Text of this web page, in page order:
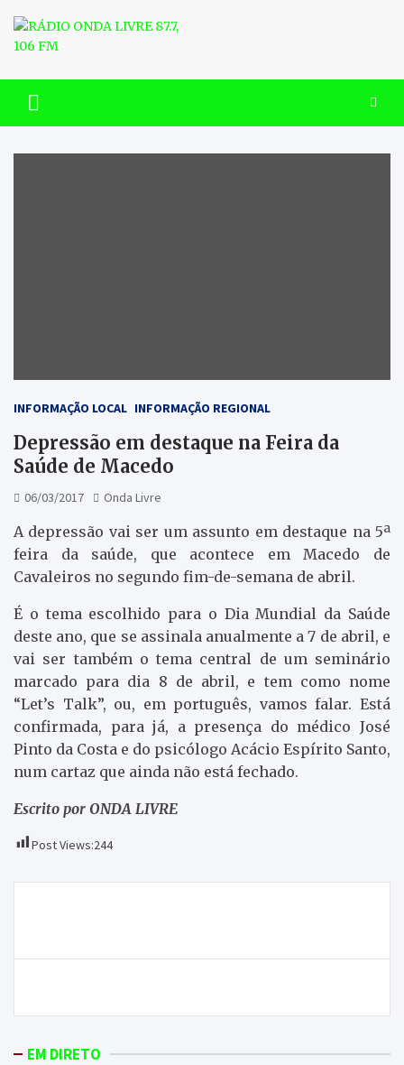
content
RÁDIO ONDA LIVRE 87.7, 106
FM
INFORMAÇÃO LOCAL INFORMAÇÃO REGIONAL
Depressão em destaque na Feira da
Saúde de Macedo
06/03/2017 Onda Livre
A depressão vai ser um assunto em destaque na 5ª
feira da saúde, que acontece em Macedo de
Cavaleiros no segundo fim-de-semana de abril.
É o tema escolhido para o Dia Mundial da Saúde
deste ano, que se assinala anualmente a 7 de abril, e
vai ser também o tema central de um seminário
marcado para dia 8 de abril, e tem como nome
“Let’s Talk”, ou, em português, vamos falar. Está
confirmada, para já, a presença do médico José
Pinto da Costa e do psicólogo Acácio Espírito Santo,
num cartaz que ainda não está fechado.
Escrito por ONDA LIVRE
Post Views:244
artigos
EM DIRETO